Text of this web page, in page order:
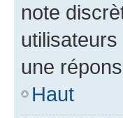
note
une
Haut